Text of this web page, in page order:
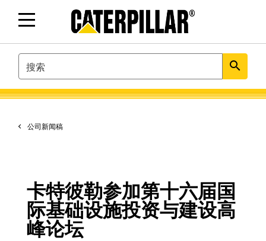
SEARCH search
公司新闻稿
卡特彼勒参加第十六届国
际基础设施投资与建设高
峰论坛